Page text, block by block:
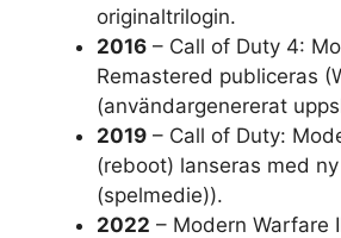
originaltrilogin.
2016 – Call of Duty 4:
Remastered publiceras
(användargenererat
2019 – Call of Duty:
(reboot) lanseras med
(spelmedie)).
2022 – Modern Warfare